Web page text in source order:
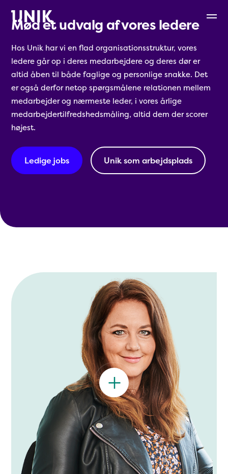
Mød et udvalg af vores ledere
Hos Unik har vi en flad organisationsstruktur, vores
ledere går op i deres medarbejdere og deres dør er
altid åben til både faglige og personlige snakke. Det
er også derfor netop spørgsmålene relationen mellem
medarbejder og nærmeste leder, i vores årlige
medarbejdertilfredshedsmåling, altid dem der scorer
højest.
Ledige jobs Unik som arbejdsplads